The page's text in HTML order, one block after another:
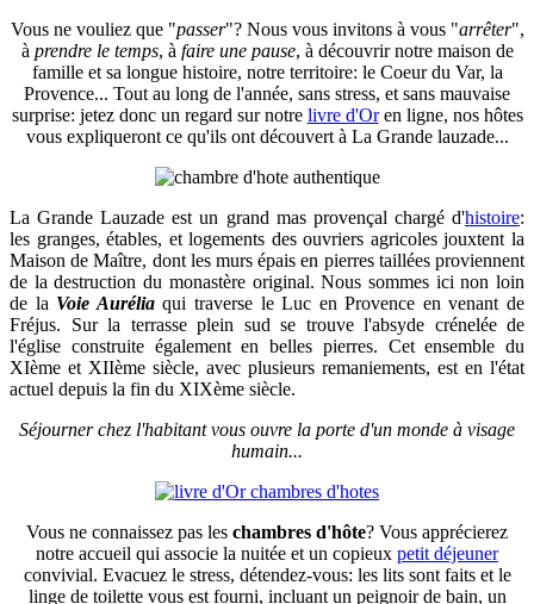
Vous ne vouliez que "passer"? Nous vous invitons à vous "arrêter",
à prendre le temps, à faire une pause, à découvrir notre maison de
famille et sa longue histoire, notre territoire: le Coeur du Var, la
Provence... Tout au long de l'année, sans stress, et sans mauvaise
surprise: jetez donc un regard sur notre livre d'Oren ligne, nos hôtes
vous expliqueront ce qu'ils ont découvert à La Grande lauzade...
La Grande Lauzade est un grand mas provençal chargé d'histoire:
les granges, étables, et logements des ouvriers agricoles jouxtent la
Maison de Maître, dont les murs épais en pierres taillées proviennent
de la destruction du monastère original. Nous sommes ici non loin
de la Voie Auréliaqui traverse le Luc en Provence en venant de
Fréjus. Sur la terrasse plein sud se trouve l'absyde crénelée de
l'église construite également en belles pierres. Cet ensemble du
XIème et XIIème siècle, avec plusieurs remaniements, est en l'état
actuel depuis la fin du XIXème siècle.
Séjourner chez l'habitant vous ouvre la porte d'un monde à visage
humain...
Vous ne connaissez pas les chambres d'hôte? Vous apprécierez
notre accueil qui associe la nuitée et un copieux petit déjeuner
convivial. Evacuez le stress, détendez-vous: les lits sont faits et le
linge de toilette vous est fourni, incluant un peignoir de bain, un